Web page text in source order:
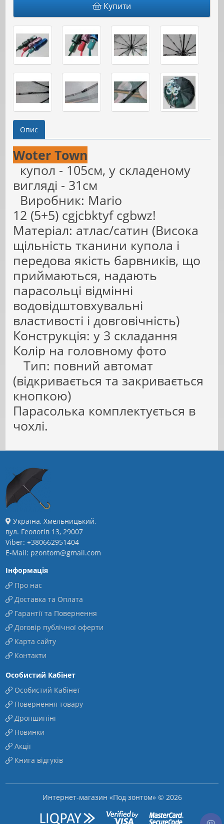
Купити
Опис
Woter Town
купол - 105см, у складеному
вигляді - 31см
Виробник: Mario
12 (5+5) сgjcbktyf cgbwz!
Матеріал: атлас/сатин (Висока
щільність тканини купола і
передова якість барвників, що
приймаються, надають
парасольці відмінні
водовідштовхувальні
властивості і довговічність)
Конструкція: у 3 складання
Колір на головному фото
Тип: повний автомат
(відкривається та закривається
кнопкою)
Парасолька комплектується в
чохлі.
Україна, Хмельницький,
вул. Геологів 13, 29007
Viber: +380662951404
E-Mail: pzontom@gmail.com
Інформація
Про нас
Доставка та Оплата
Гарантії та Повернення
Договір публічної оферти
Карта сайту
Контакти
Особистий Кабінет
Особистий Кабінет
Повернення товару
Дропшипінг
Новинки
Акції
Книга відгуків
Интернет-магазин «Под зонтом» © 2026